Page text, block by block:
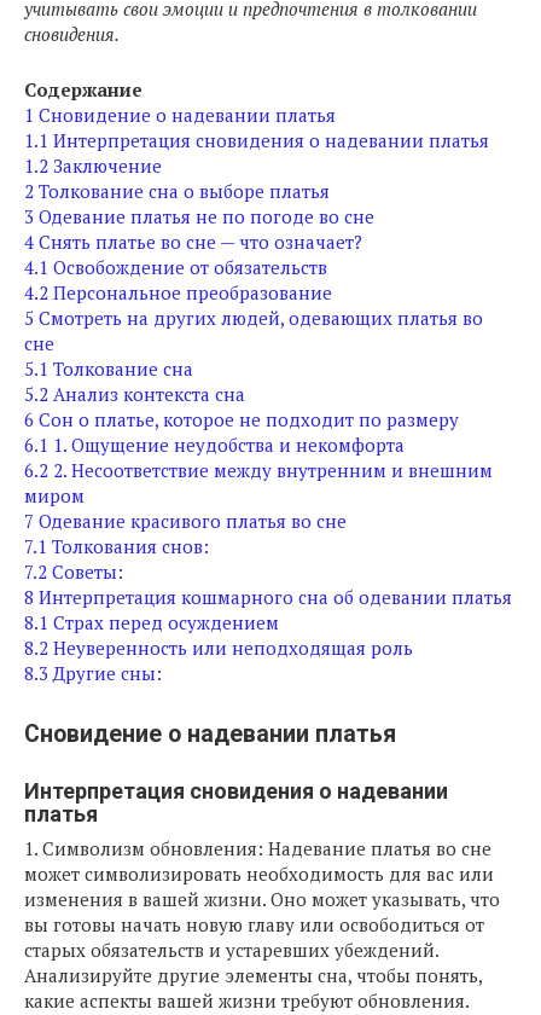
учитывать свои эмоции и предпочтения в толковании
сновидения.
Содержание
1 Сновидение о надевании платья
1.1 Интерпретация сновидения о надевании платья
1.2 Заключение
2 Толкование сна о выборе платья
3 Одевание платья не по погоде во сне
4 Снять платье во сне — что означает?
4.1 Освобождение от обязательств
4.2 Персональное преобразование
5 Смотреть на других людей, одевающих платья во
сне
5.1 Толкование сна
5.2 Анализ контекста сна
6 Сон о платье, которое не подходит по размеру
6.1 1. Ощущение неудобства и некомфорта
6.2 2. Несоответствие между внутренним и внешним
миром
7 Одевание красивого платья во сне
7.1 Толкования снов:
7.2 Советы:
8 Интерпретация кошмарного сна об одевании платья
8.1 Страх перед осуждением
8.2 Неуверенность или неподходящая роль
8.3 Другие сны:
Сновидение о надевании платья
Интерпретация сновидения о надевании
платья
1. Символизм обновления: Надевание платья во сне
может символизировать необходимость для вас или
изменения в вашей жизни. Оно может указывать, что
вы готовы начать новую главу или освободиться от
старых обязательств и устаревших убеждений.
Анализируйте другие элементы сна, чтобы понять,
какие аспекты вашей жизни требуют обновления.